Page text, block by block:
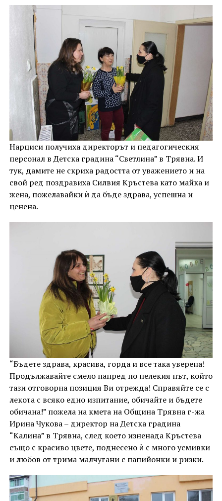
Нарциси получиха директорът и педагогическия
персонал в Детска градина “Светлина” в Трявна. И
тук, дамите не скриха радостта от уважението и на
свой ред поздравиха Силвия Кръстева като майка и
жена, пожелавайки ѝ да бъде здрава, успешна и
ценена.
“Бъдете здрава, красива, горда и все така уверена!
Продължавайте смело напред по нелекия път, който
тази отговорна позиция Ви отрежда! Справяйте се с
лекота с всяко едно изпитание, обичайте и бъдете
обичана!” пожела на кмета на Община Трявна г-жа
Ирина Чукова – директор на Детска градина
“Калина” в Трявна, след което изненада Кръстева
също с красиво цвете, поднесено ѝ с много усмивки
и любов от трима малчугани с папийонки и ризки.